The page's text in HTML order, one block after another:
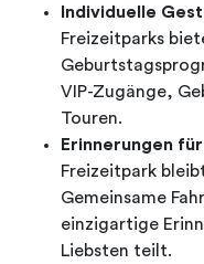
Individuelle
Freizeitparks
VIP-Zugänge,
Touren.
Erinnerungen
Freizeitpark
Gemeinsame
einzigartige
Liebsten teilt.